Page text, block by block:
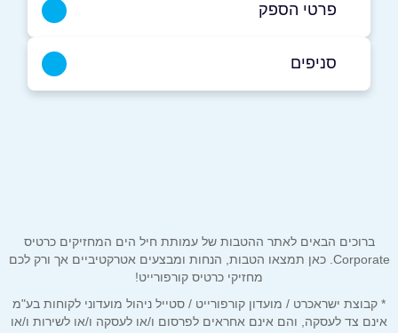
פרטי הספק
באתר
טלפון*
סניפים
ברוכים הבאים לאתר ההטבות של עמותת חיל הים המחזיקים כרטיס
Corporate. כאן תמצאו הטבות, הנחות ומבצעים אטרקטיביים אך ורק לכם
מחזיקי כרטיס קורפורייט!
* קבוצת ישראכרט / מועדון קורפורייט / סטייל ניהול מועדוני לקוחות בע"מ
אינם צד לעסקה, והם אינם אחראים לפרסום ו/או לעסקה ו/או לשירות ו/או